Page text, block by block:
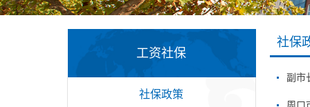
工资社保
社保政策
社保
副市